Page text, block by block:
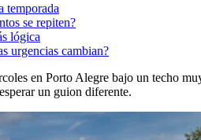
temporada
se repiten?
lógica
urgencias cambian?
en Porto Alegre bajo un techo
un guion diferente.